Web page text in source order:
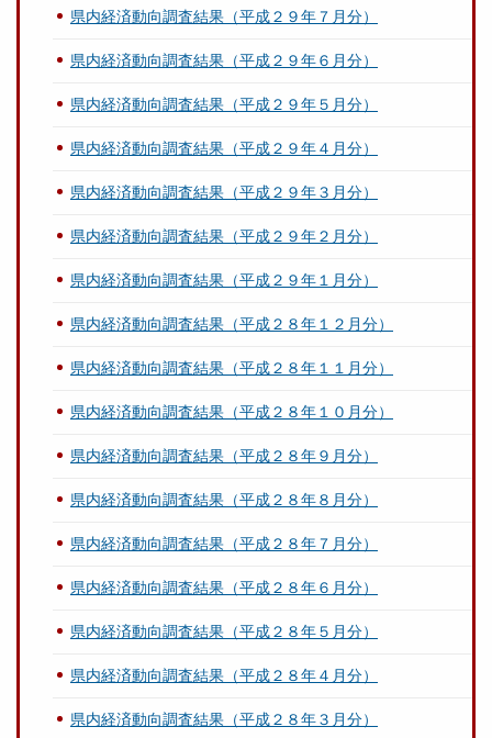
県内経済動向調査結果（平成２９年７月分）
県内経済動向調査結果（平成２９年６月分）
県内経済動向調査結果（平成２９年５月分）
県内経済動向調査結果（平成２９年４月分）
県内経済動向調査結果（平成２９年３月分）
県内経済動向調査結果（平成２９年２月分）
県内経済動向調査結果（平成２９年１月分）
県内経済動向調査結果（平成２８年１２月分）
県内経済動向調査結果（平成２８年１１月分）
県内経済動向調査結果（平成２８年１０月分）
県内経済動向調査結果（平成２８年９月分）
県内経済動向調査結果（平成２８年８月分）
県内経済動向調査結果（平成２８年７月分）
県内経済動向調査結果（平成２８年６月分）
県内経済動向調査結果（平成２８年５月分）
県内経済動向調査結果（平成２８年４月分）
県内経済動向調査結果（平成２８年３月分）